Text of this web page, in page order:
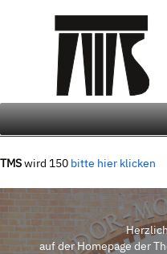
TMSwird 150 bitte hier klicken
auf der Homepage der